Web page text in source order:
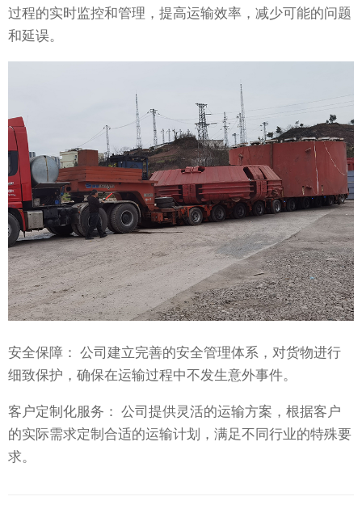
过程的实时监控和管理，提高运输效率，减少可能的问题
和延误。
安全保障： 公司建立完善的安全管理体系，对货物进行
细致保护，确保在运输过程中不发生意外事件。
客户定制化服务： 公司提供灵活的运输方案，根据客户
的实际需求定制合适的运输计划，满足不同行业的特殊要
求。